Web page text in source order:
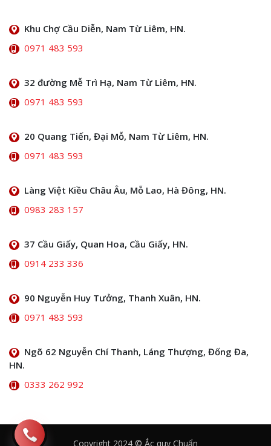
Khu Chợ Cầu Diễn, Nam Từ Liêm, HN.
0971 483 593
32 đường Mễ Trì Hạ, Nam Từ Liêm, HN.
0971 483 593
20 Quang Tiến, Đại Mỗ, Nam Từ Liêm, HN.
0971 483 593
Làng Việt Kiều Châu Âu, Mỗ Lao, Hà Đông, HN.
0983 283 157
37 Cầu Giấy, Quan Hoa, Cầu Giấy, HN.
0914 233 336
90 Nguyễn Huy Tưởng, Thanh Xuân, HN.
0971 483 593
Ngõ 62 Nguyễn Chí Thanh, Láng Thượng, Đống Đa,
HN.
0333 262 992
Copyright 2024 © Ắc quy Chuẩn